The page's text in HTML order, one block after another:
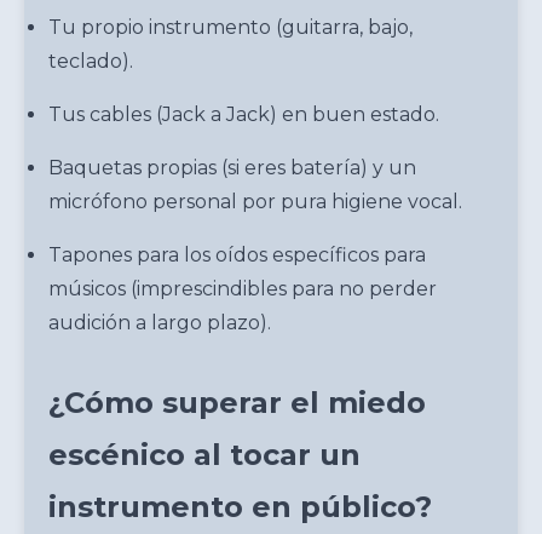
Tu propio instrumento (guitarra, bajo,
teclado).
Tus cables (Jack a Jack) en buen estado.
Baquetas propias (si eres batería) y un
micrófono personal por pura higiene vocal.
Tapones para los oídos específicos para
músicos (imprescindibles para no perder
audición a largo plazo).
¿Cómo superar el miedo
escénico al tocar un
instrumento en público?